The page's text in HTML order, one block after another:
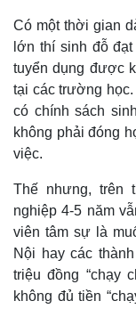
Có một thời gian
lớn thí sinh đỗ
tuyển dụng được
tại các trường
có chính sách
không phải đóng
việc.
Thế nhưng, trên
nghiệp 4-5 năm
viên tâm sự là
Nội hay các
triệu đồng “chạy
không đủ tiền